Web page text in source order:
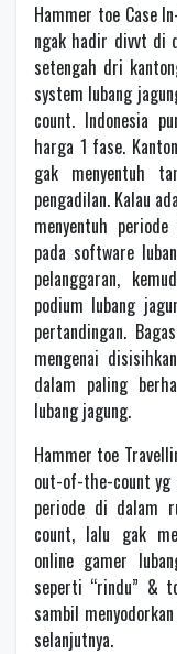
Hammer toe Case
ngak hadir divvt di
setengah dri
system lubang
count. Indonesia
harga 1 fase.
gak menyentuh
pengadilan. Kalau
menyentuh
pada software
pelanggaran,
podium lubang
pertandingan.
mengenai
dalam paling
lubang jagung.
Hammer toe
out-of-the-count yg
periode di dalam
count, lalu gak
online gamer
seperti “rindu” &
sambil
selanjutnya.